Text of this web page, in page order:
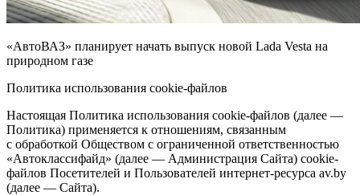
«АвтоВАЗ» планирует начать выпуск новой Lada Vesta на
природном газе
Политика использования сookie-файлов
Настоящая Политика использования сookie-файлов (далее —
Политика) применяется к отношениям, связанным
с обработкой Обществом с ограниченной ответственностью
«Автоклассифайд» (далее — Администрация Сайта) cookie-
файлов Посетителей и Пользователей интернет-ресурса av.by
(далее — Сайта).